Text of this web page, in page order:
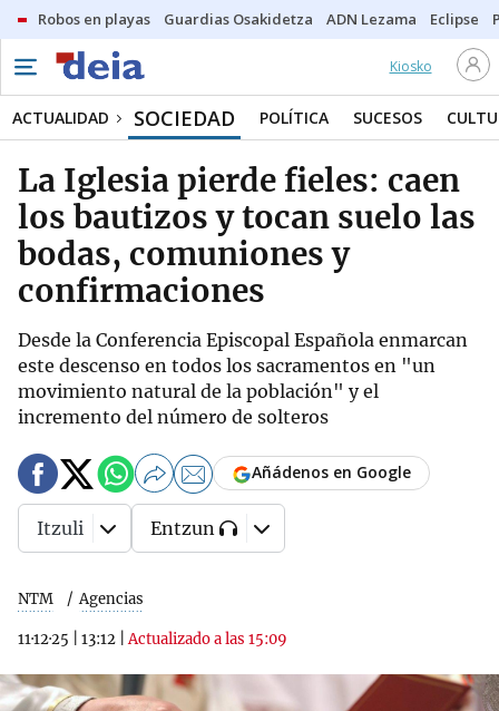
Robos en playas Guardias Osakidetza ADN Lezama Eclipse
Kiosko
ACTUALIDAD SOCIEDAD POLÍTICA SUCESOS
La Iglesia pierde fieles: caen
los bautizos y tocan suelo las
bodas, comuniones y
confirmaciones
Desde la Conferencia Episcopal Española enmarcan
este descenso en todos los sacramentos en "un
movimiento natural de la población" y el
incremento del número de solteros
NTM Agencias
11·12·25 13:12 |Actualizado a las 15:09
Añádenos en Google
Itzuli Entzun